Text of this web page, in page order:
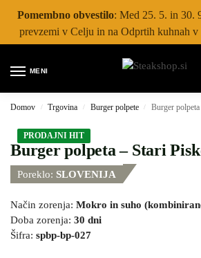
Pomembno obvestilo: Med 25. 5. in 30.
prevzemi v Celju in na Odprtih kuhnah
MENI
Domov / Trgovina / Burger polpete / Burger
PRODAJNI HIT
Burger polpeta – Stari
Poreklo: SLOVENIJA
Način zorenja: Mokro in suho
Doba zorenja: 30 dni
Šifra: spbp-bp-027